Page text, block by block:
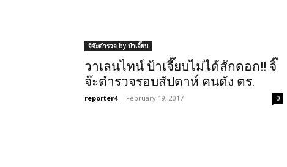
จิจ๊ะตำรวจ by ป๋าเจี๊ยบ
วาเลนไทน์ ป้าเจี๊ยบไม่ได้สักดอก!! จิ๊
จ๊ะตำรวจรอบสัปดาห์ คนดัง ตร.
reporter4 - February 19, 2017 0